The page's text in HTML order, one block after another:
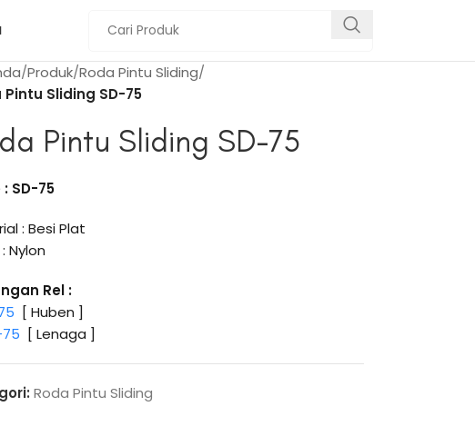
Produk Roda Pintu Sliding
Pintu Sliding SD-75
Pintu Sliding SD-75
SD-75
: Besi Plat
Nylon
Rel :
[ Huben ]
75 [ Lenaga ]
Roda Pintu Sliding